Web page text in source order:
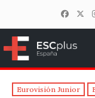
Eurovisión Junior